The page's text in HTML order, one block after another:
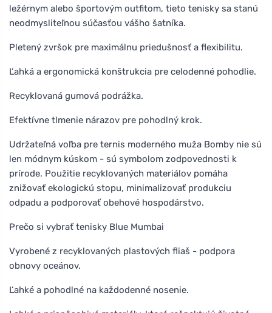
ležérnym alebo športovým outfitom, tieto tenisky sa stanú
neodmysliteľnou súčasťou vášho šatníka.
Pletený zvršok pre maximálnu priedušnosť a flexibilitu.
Ľahká a ergonomická konštrukcia pre celodenné pohodlie.
Recyklovaná gumová podrážka.
Efektívne tlmenie nárazov pre pohodlný krok.
Udržateľná voľba pre ternis moderného muža Bomby nie sú
len módnym kúskom - sú symbolom zodpovednosti k
prírode. Použitie recyklovaných materiálov pomáha
znižovať ekologickú stopu, minimalizovať produkciu
odpadu a podporovať obehové hospodárstvo.
Prečo si vybrať tenisky Blue Mumbai
Vyrobené z recyklovaných plastových fliaš - podpora
obnovy oceánov.
Ľahké a pohodlné na každodenné nosenie.